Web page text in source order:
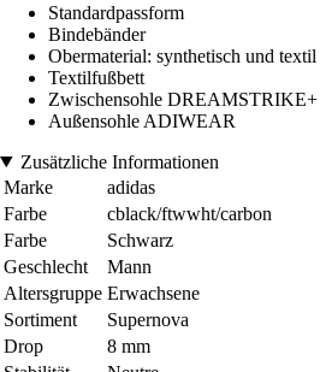
Standardpassform
Bindebänder
Obermaterial: synthetisch und textil
Textilfußbett
Zwischensohle DREAMSTRIKE+
Außensohle ADIWEAR
Zusätzliche Informationen
Marke
adidas
Farbe
cblack/ftwwht/carbon
Farbe
Schwarz
Geschlecht
Mann
Altersgruppe Erwachsene
Sortiment
Supernova
Drop
8 mm